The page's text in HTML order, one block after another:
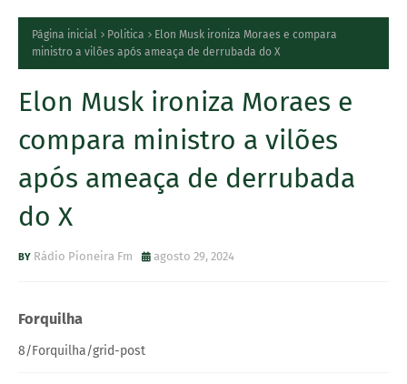
Página inicial Politica
Elon Musk ironiza Moraes e compara
ministro a vilões após ameaça de derrubada do X
Elon Musk ironiza Moraes e
compara ministro a vilões
após ameaça de derrubada
do X
Rádio Pioneira Fm agosto 29, 2024
Forquilha
8/Forquilha/grid-post